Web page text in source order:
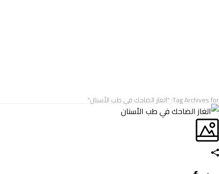
Tag Archives for: "الغاز الضاحك في طب الأسنان"